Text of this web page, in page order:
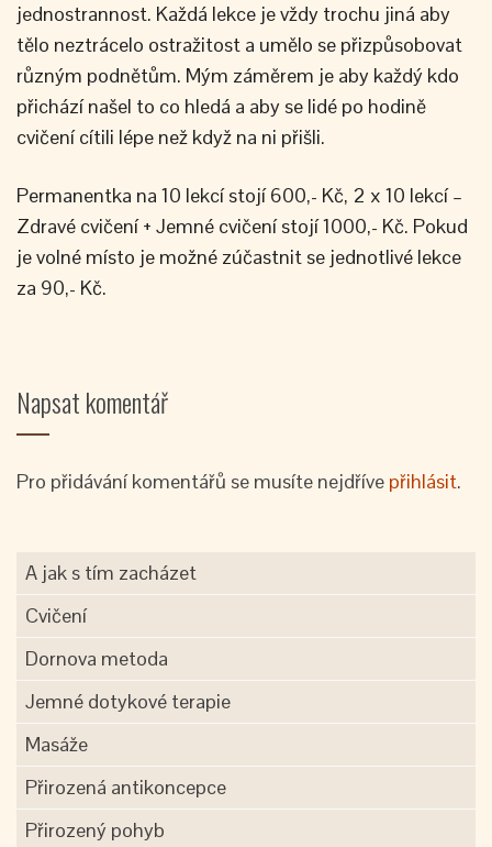
jednostrannost. Každá lekce je vždy trochu jiná aby
tělo neztrácelo ostražitost a umělo se přizpůsobovat
různým podnětům. Mým záměrem je aby každý kdo
přichází našel to co hledá a aby se lidé po hodině
cvičení cítili lépe než když na ni přišli.
Permanentka na 10 lekcí stojí 600,- Kč, 2 x 10 lekcí –
Zdravé cvičení + Jemné cvičení stojí 1000,- Kč. Pokud
je volné místo je možné zúčastnit se jednotlivé lekce
za 90,- Kč.
Napsat komentář
Pro přidávání komentářů se musíte nejdříve přihlásit.
A jak s tím zacházet
Cvičení
Dornova metoda
Jemné dotykové terapie
Masáže
Přirozená antikoncepce
Přirozený pohyb